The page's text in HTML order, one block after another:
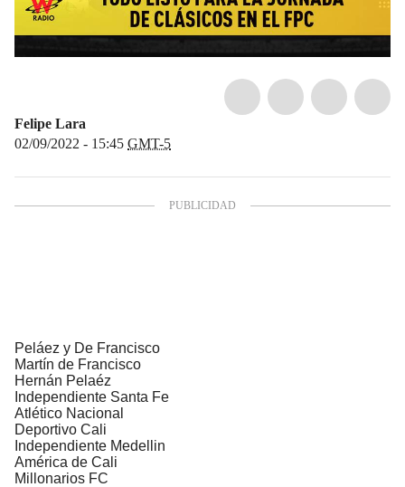
Felipe Lara
02/09/2022 - 15:45 GMT-5
Peláez y De Francisco
Martín de Francisco
Hernán Pelaéz
Independiente Santa Fe
Atlético Nacional
Deportivo Cali
Independiente Medellin
América de Cali
Millonarios FC